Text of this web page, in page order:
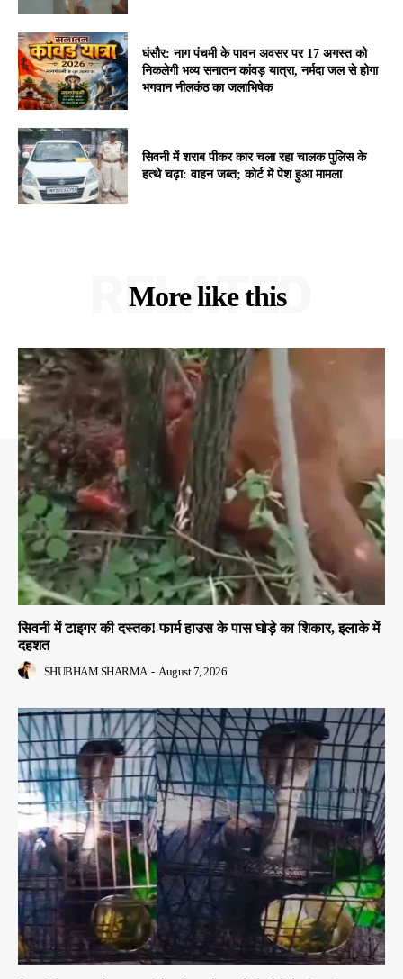
घंसौर: नाग पंचमी के पावन अवसर पर 17 अगस्त को
निकलेगी भव्य सनातन कांवड़ यात्रा, नर्मदा जल से होगा
भगवान नीलकंठ का जलाभिषेक
सिवनी में शराब पीकर कार चला रहा चालक पुलिस के
हत्थे चढ़ा: वाहन जब्त; कोर्ट में पेश हुआ मामला
More like this
RELATED
सिवनी में टाइगर की दस्तक! फार्म हाउस के पास घोड़े का शिकार, इलाके में
दहशत
SHUBHAM SHARMA - August 7, 2026